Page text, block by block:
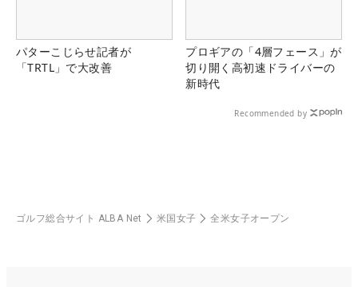
パターこじらせ記者が
「TRTL」で大改善
プロギアの「4層フェース」が
切り開く高初速ドライバーの
新時代
Recommended by
ゴルフ総合サイト ALBA Net 米国女子 全米女子オープン